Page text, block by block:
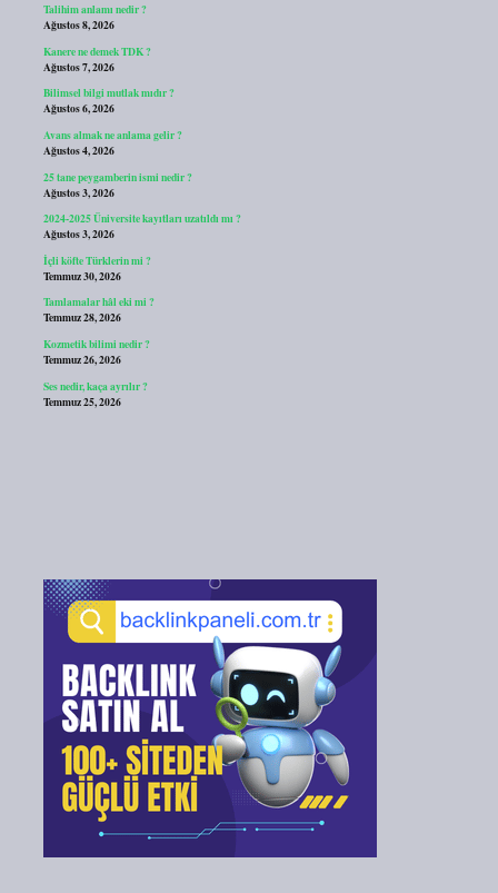
Talihim anlamı nedir ?
Ağustos 8, 2026
Kanere ne demek TDK ?
Ağustos 7, 2026
Bilimsel bilgi mutlak mıdır ?
Ağustos 6, 2026
Avans almak ne anlama gelir ?
Ağustos 4, 2026
25 tane peygamberin ismi nedir ?
Ağustos 3, 2026
2024-2025 Üniversite kayıtları uzatıldı mı ?
Ağustos 3, 2026
İçli köfte Türklerin mi ?
Temmuz 30, 2026
Tamlamalar hâl eki mi ?
Temmuz 28, 2026
Kozmetik bilimi nedir ?
Temmuz 26, 2026
Ses nedir, kaça ayrılır ?
Temmuz 25, 2026